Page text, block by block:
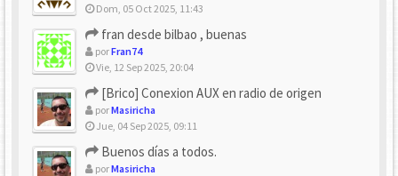
Dom, 05 Oct 2025, 11:43
fran desde bilbao , buenas
porFran74
Vie, 12 Sep 2025, 20:04
[Brico] Conexion AUX en radio de origen
porMasiricha
Jue, 04 Sep 2025, 09:11
Buenos días a todos.
porMasiricha